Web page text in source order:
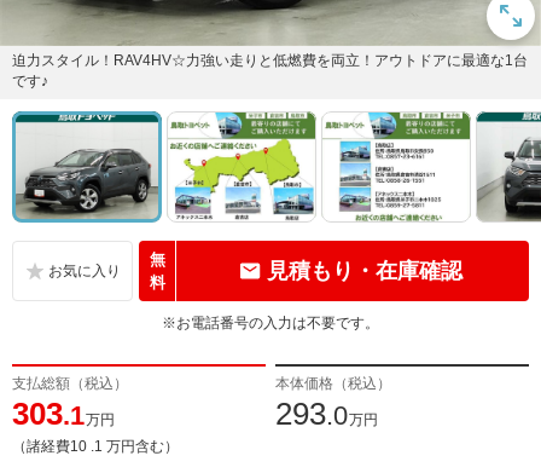
迫力スタイル！RAV4HV☆力強い走りと低燃費を両立！アウトドアに最適な1台
です♪
無
料
見積もり・在庫確認
※お電話番号の入力は不要です。
支払総額（税込）
303.1万円
（諸経費10 .1 万円含む）
本体価格（税込）
293.0万円